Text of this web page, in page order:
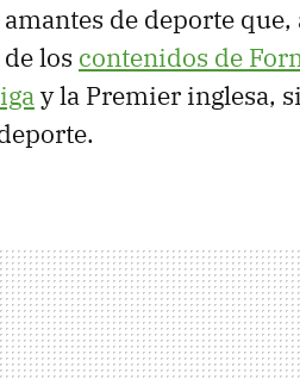
de deporte
los contenidos de
y la Premier inglesa,